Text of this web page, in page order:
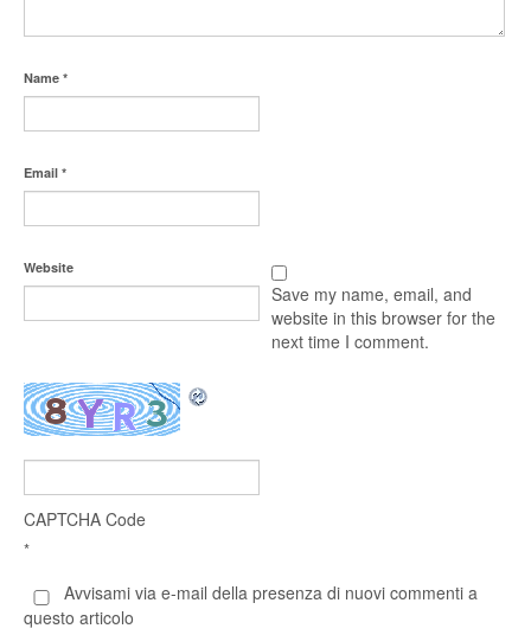
Name *
Email *
Website
Save my name, email, and
website in this browser for the
next time I comment.
CAPTCHA Code
*
Avvisami via e-mail della presenza di nuovi commenti a
questo articolo